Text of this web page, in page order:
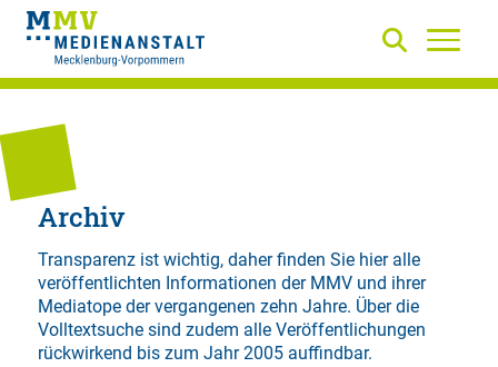
Archiv
Transparenz ist wichtig, daher finden Sie hier alle
veröffentlichten Informationen der MMV und ihrer
Mediatope der vergangenen zehn Jahre. Über die
Volltextsuchesind zudem alle Veröffentlichungen
rückwirkend bis zum Jahr 2005 auffindbar.